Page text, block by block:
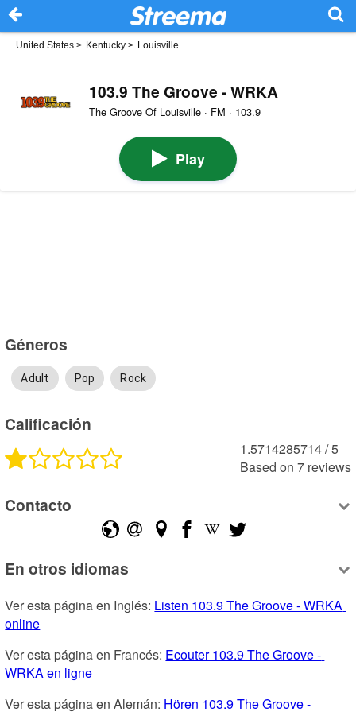
United States > Kentucky > Louisville
103.9 The Groove - WRKA
The Groove Of Louisville · FM · 103.9
Play
Géneros
Adult Pop Rock
Calificación
1.5714285714 /5
Based on 7 reviews
Contacto
En otros idiomas
Ver esta página en Inglés: Listen 103.9 The Groove - WRKA
online
Ver esta página en Francés: Ecouter 103.9 The Groove -
WRKA en ligne
Ver esta página en Alemán: Hören 103.9 The Groove -